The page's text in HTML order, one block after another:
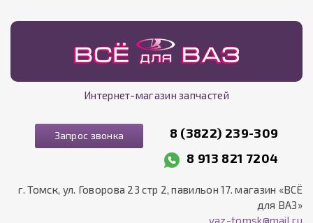
Интернет-магазин запчастей
Запрос звонка
8 (3822) 239-309
8 913 821 7204
г. Томск, ул. Говорова 23 стр 2, павильон 17. магазин «ВСЁ
для ВАЗ»
vaz-tomsk@mail.ru